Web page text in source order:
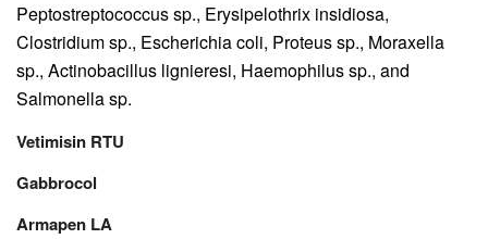
Peptostreptococcus sp., Erysipelothrix insidiosa,
Clostridium sp., Escherichia coli, Proteus sp., Moraxella
sp., Actinobacillus lignieresi, Haemophilus sp., and
Salmonella sp.
Vetimisin RTU
Gabbrocol
Armapen LA